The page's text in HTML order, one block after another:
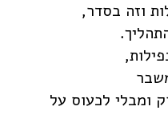
וזה בסדר,
ומבלי לכעוס על